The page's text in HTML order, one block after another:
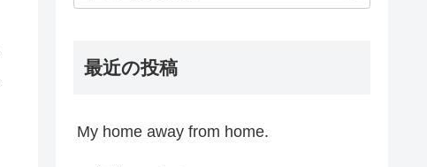
最近の投稿
My home away from home.